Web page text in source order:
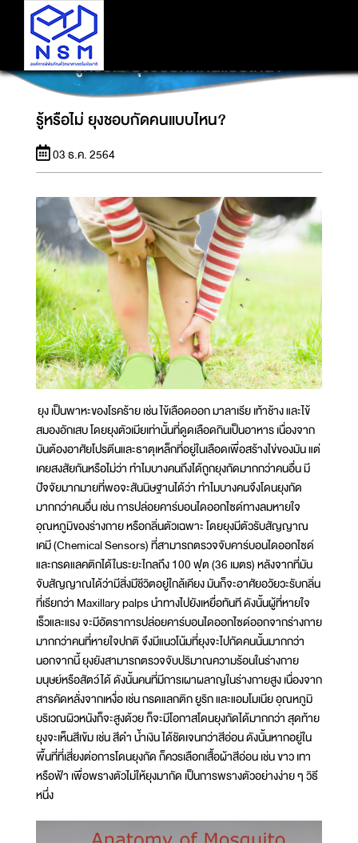
รู้หรือไม่ ยุงชอบกัดคนแบบไหน?
รู้หรือไม่ ยุงชอบกัดคนแบบไหน?
03 ธ.ค. 2564
ยุง เป็นพาหะของโรคร้าย เช่น ไข้เลือดออก มาลาเรีย เท้าช้าง และไข้
สมองอักเสบ โดยยุงตัวเมียเท่านั้นที่ดูดเลือดกินเป็นอาหาร เนื่องจาก
มันต้องอาศัยโปรตีนและธาตุเหล็กที่อยู่ในเลือดเพื่อสร้างไข่ของมัน แต่
เคยสงสัยกันหรือไม่ว่า ทำไมบางคนถึงได้ถูกยุงกัดมากกว่าคนอื่น มี
ปัจจัยมากมายที่พอจะสันนิษฐานได้ว่า ทำไมบางคนจึงโดนยุงกัด
มากกว่าคนอื่น เช่น การปล่อยคาร์บอนไดออกไซด์ทางลมหายใจ
อุณหภูมิของร่างกาย หรือกลิ่นตัวเฉพาะ โดยยุงมีตัวรับสัญญาณ
เคมี (Chemical Sensors) ที่สามารถตรวจจับคาร์บอนไดออกไซด์
และกรดแลคติกได้ในระยะไกลถึง 100 ฟุต (36 เมตร) หลังจากที่มัน
จับสัญญาณได้ว่ามีสิ่งมีชีวิตอยู่ใกล้เคียง มันก็จะอาศัยอวัยวะรับกลิ่น
ที่เรียกว่า Maxillary palps นำทางไปยังเหยื่อทันที ดังนั้นผู้ที่หายใจ
เร็วและแรง จะมีอัตราการปล่อยคาร์บอนไดออกไซด์ออกจากร่างกาย
มากกว่าคนที่หายใจปกติ จึงมีแนวโน้มที่ยุงจะไปกัดคนนั้นมากกว่า
นอกจากนี้ ยุงยังสามารถตรวจจับปริมาณความร้อนในร่างกาย
มนุษย์หรือสัตว์ได้ ดังนั้นคนที่มีการเผาผลาญในร่างกายสูง เนื่องจาก
สารคัดหลั่งจากเหงื่อ เช่น กรดแลกติก ยูริก และแอมโมเนีย อุณหภูมิ
บริเวณผิวหนังก็จะสูงด้วย ก็จะมีโอกาสโดนยุงกัดได้มากกว่า สุดท้าย
ยุงจะเห็นสีเข้ม เช่น สีดำ น้ำเงิน ได้ชัดเจนกว่าสีอ่อน ดังนั้นหากอยู่ใน
พื้นที่ที่เสี่ยงต่อการโดนยุงกัด ก็ควรเลือกเสื้อผ้าสีอ่อน เช่น ขาว เทา
หรือฟ้า เพื่อพรางตัวไม่ให้ยุงมากัด เป็นการพรางตัวอย่างง่าย ๆ วิธี
หนึ่ง